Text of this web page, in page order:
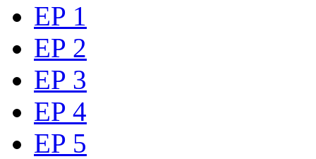
EP 1
EP 2
EP 3
EP 4
EP 5